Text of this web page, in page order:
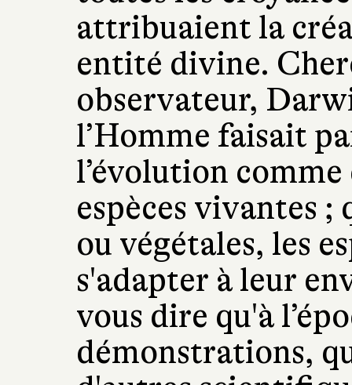
attribuaient la
entité divine.
observateur,
l’Homme faisait
l’évolution
espèces vivantes ;
ou végétales, les
s'adapter à leur
vous dire qu'à
démonstrations,